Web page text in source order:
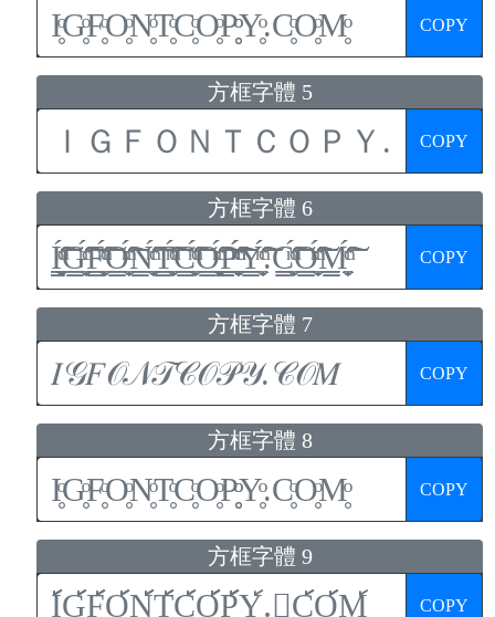
COPY
方框字體 5
COPY
方框字體 6
COPY
方框字體 7
COPY
方框字體 8
COPY
方框字體 9
COPY